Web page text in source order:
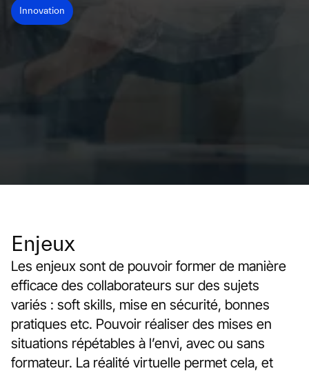
Innovation
Enjeux
Les enjeux sont de pouvoir former de manière
efficace des collaborateurs sur des sujets
variés : soft skills, mise en sécurité, bonnes
pratiques etc. Pouvoir réaliser des mises en
situations répétables à l’envi, avec ou sans
formateur. La réalité virtuelle permet cela, et